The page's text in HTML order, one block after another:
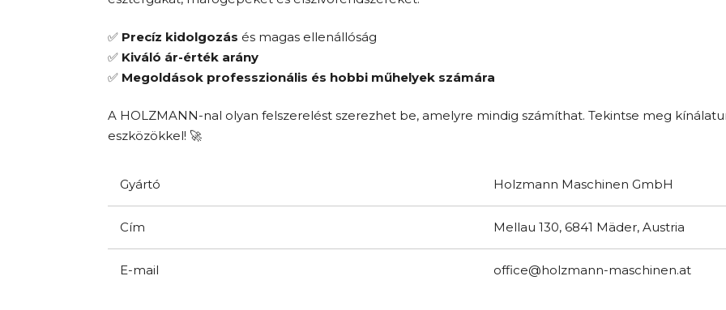
✅ Precíz kidolgozás és magas ellenállóság
✅ Kiváló ár-érték arány
✅ Megoldások professzionális és hobbi műhelyek számára
A HOLZMANN-nal olyan felszerelést szerezhet be, amelyre mindig számíthat. Tekintse meg
eszközökkel! 🚀
Gyártó Holzmann Maschinen GmbH
Cím Mellau 130, 6841 Mäder, Austria
E-mail office@holzmann-maschinen.at